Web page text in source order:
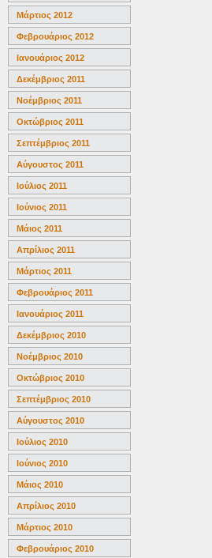
Μάρτιος 2012
Φεβρουάριος 2012
Ιανουάριος 2012
Δεκέμβριος 2011
Νοέμβριος 2011
Οκτώβριος 2011
Σεπτέμβριος 2011
Αύγουστος 2011
Ιούλιος 2011
Ιούνιος 2011
Μάιος 2011
Απρίλιος 2011
Μάρτιος 2011
Φεβρουάριος 2011
Ιανουάριος 2011
Δεκέμβριος 2010
Νοέμβριος 2010
Οκτώβριος 2010
Σεπτέμβριος 2010
Αύγουστος 2010
Ιούλιος 2010
Ιούνιος 2010
Μάιος 2010
Απρίλιος 2010
Μάρτιος 2010
Φεβρουάριος 2010